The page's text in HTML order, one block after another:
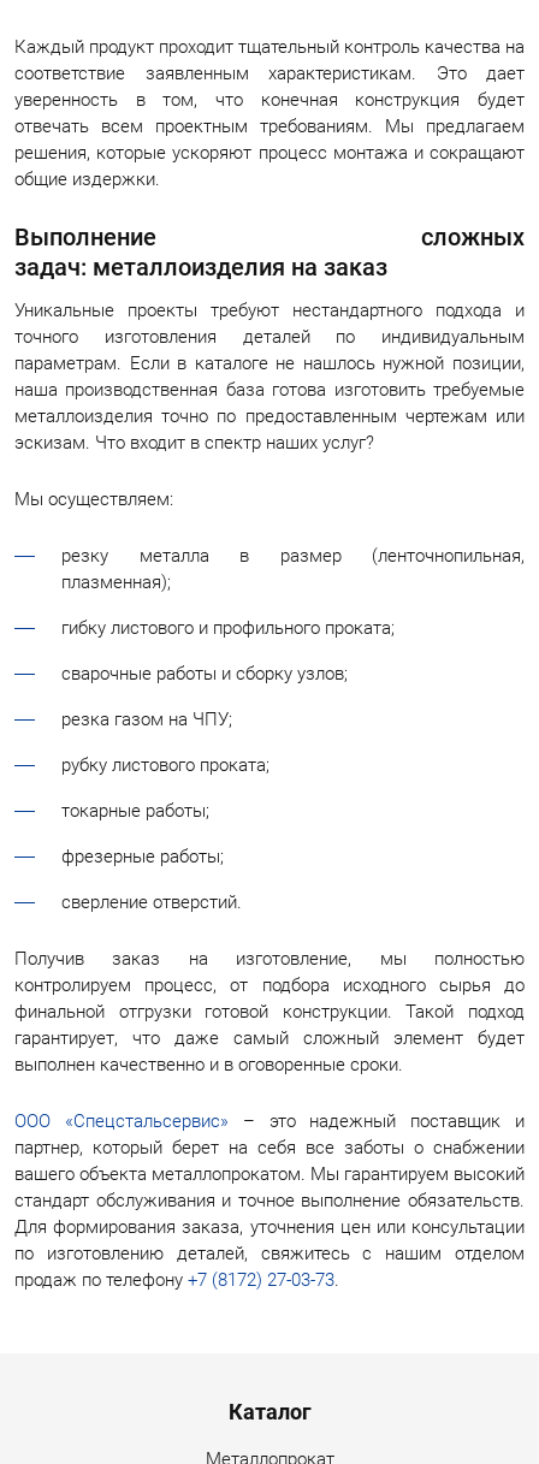
Каждый продукт проходит тщательный контроль качества на
соответствие заявленным характеристикам. Это дает
уверенность в том, что конечная конструкция будет
отвечать всем проектным требованиям. Мы предлагаем
решения, которые ускоряют процесс монтажа и сокращают
общие издержки.
Выполнение сложных
задач: металлоизделия на заказ
Уникальные проекты требуют нестандартного подхода и
точного изготовления деталей по индивидуальным
параметрам. Если в каталоге не нашлось нужной позиции,
наша производственная база готова изготовить требуемые
металлоизделия точно по предоставленным чертежам или
эскизам. Что входит в спектр наших услуг?
Мы осуществляем:
резку металла в размер (ленточнопильная,
плазменная);
гибку листового и профильного проката;
сварочные работы и сборку узлов;
резка газом на ЧПУ;
рубку листового проката;
токарные работы;
фрезерные работы;
сверление отверстий.
Получив заказ на изготовление, мы полностью
контролируем процесс, от подбора исходного сырья до
финальной отгрузки готовой конструкции. Такой подход
гарантирует, что даже самый сложный элемент будет
выполнен качественно и в оговоренные сроки.
ООО «Спецстальсервис» – это надежный поставщик и
партнер, который берет на себя все заботы о снабжении
вашего объекта металлопрокатом. Мы гарантируем высокий
стандарт обслуживания и точное выполнение обязательств.
Для формирования заказа, уточнения цен или консультации
по изготовлению деталей, свяжитесь с нашим отделом
продаж по телефону +7 (8172) 27-03-73.
Каталог